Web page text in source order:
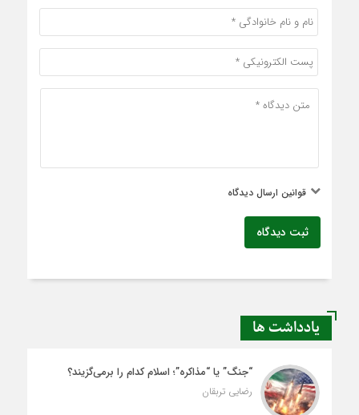
قوانین ارسال دیدگاه
ثبت دیدگاه
یادداشت ها
“جنگ” یا “مذاکره”؛ اسلام کدام را برمی‌گزیند؟
رضایی تربقان